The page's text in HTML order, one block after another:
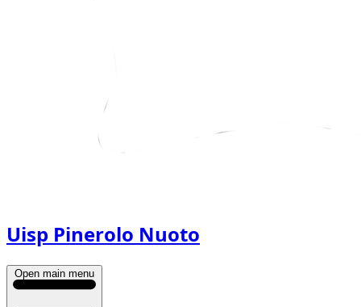
Uisp Pinerolo Nuoto
Open main menu